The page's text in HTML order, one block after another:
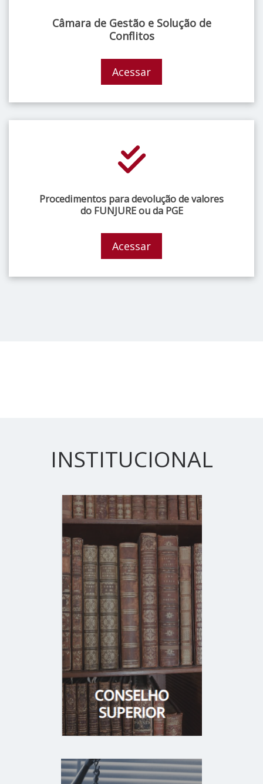
Câmara de Gestão e Solução de
Conflitos
Acessar
Procedimentos para devolução de valores
do FUNJURE ou da PGE
Acessar
INSTITUCIONAL